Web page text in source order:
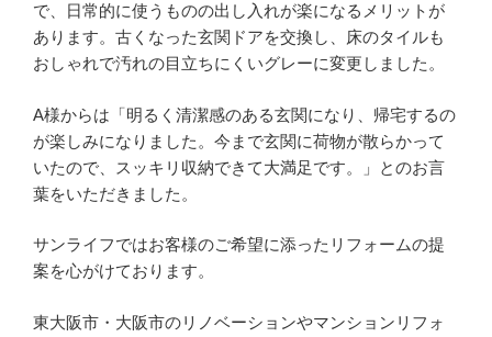
で、日常的に使うものの出し入れが楽になるメリットが
あります。古くなった玄関ドアを交換し、床のタイルも
おしゃれで汚れの目立ちにくいグレーに変更しました。
A様からは「明るく清潔感のある玄関になり、帰宅するの
が楽しみになりました。今まで玄関に荷物が散らかって
いたので、スッキリ収納できて大満足です。」とのお言
葉をいただきました。
サンライフではお客様のご希望に添ったリフォームの提
案を心がけております。
東大阪市・大阪市のリノベーションやマンションリフォ